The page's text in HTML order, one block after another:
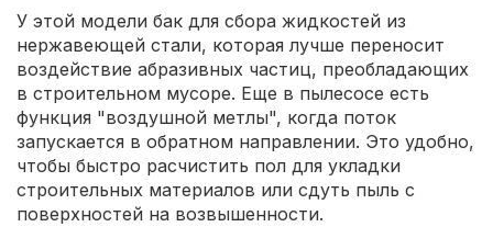
У этой модели бак для сбора жидкостей из
нержавеющей стали, которая лучше переносит
воздействие абразивных частиц, преобладающих
в строительном мусоре. Еще в пылесосе есть
функция "воздушной метлы", когда поток
запускается в обратном направлении. Это удобно,
чтобы быстро расчистить пол для укладки
строительных материалов или сдуть пыль с
поверхностей на возвышенности.